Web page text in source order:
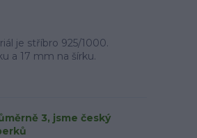
je stříbro 925/1000.
a 17 mm na šírku.
3, jsme český